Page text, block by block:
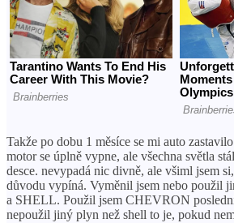
Takže po dobu 1 měsíce se mi auto
motor se úplně vypne, ale všechna světla
desce. nevypadá nic divně, ale všiml jsem
důvodu vypíná. Vyměnil jsem nebo použil
a SHELL. Použil jsem CHEVRON
nepoužil jiný plyn než shell to je, pokud